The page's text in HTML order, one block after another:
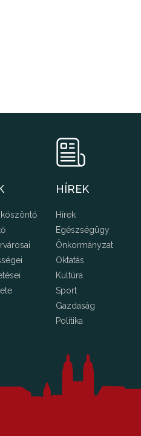
HÍREK
Hírek
Egészségügy
Önkormányzat
Oktatás
Kultúra
Sport
Gazdaság
Politika